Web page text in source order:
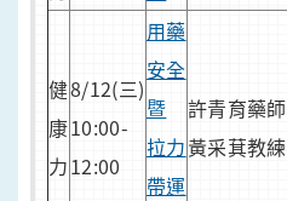
健
康
力
8/12(三)
10:00-
12:00
用藥
安全
暨
拉力
帶運
許青育藥師
黃采萁教練